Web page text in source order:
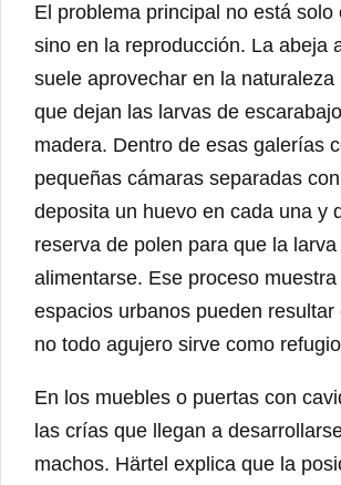
El problema principal no está solo
sino en la reproducción. La abeja
suele aprovechar en la naturaleza
que dejan las larvas de
madera. Dentro de esas galerías
pequeñas cámaras separadas
deposita un huevo en cada una y
reserva de polen para que la
alimentarse. Ese proceso
espacios urbanos pueden resultar
no todo agujero sirve como
En los muebles o puertas con
las crías que llegan a
machos. Härtel explica que la